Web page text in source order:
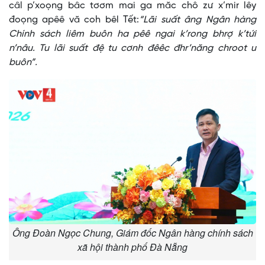
câl p’xoọng bâc tơơm mai ga măc chô zư x’mir lêy
đoọng apêê vă coh bêl Tết: “Lãi suất âng Ngân hàng
Chính sách liêm buôn ha pêê ngai k’rong bhrợ k’tứi
n’nâu. Tu lãi suất đệ tu cơnh đêêc đhr’năng chroot u
buôn”.
Ông Đoàn Ngọc Chung, Giám đốc Ngân hàng chính sách
xã hội thành phố Đà Nẵng